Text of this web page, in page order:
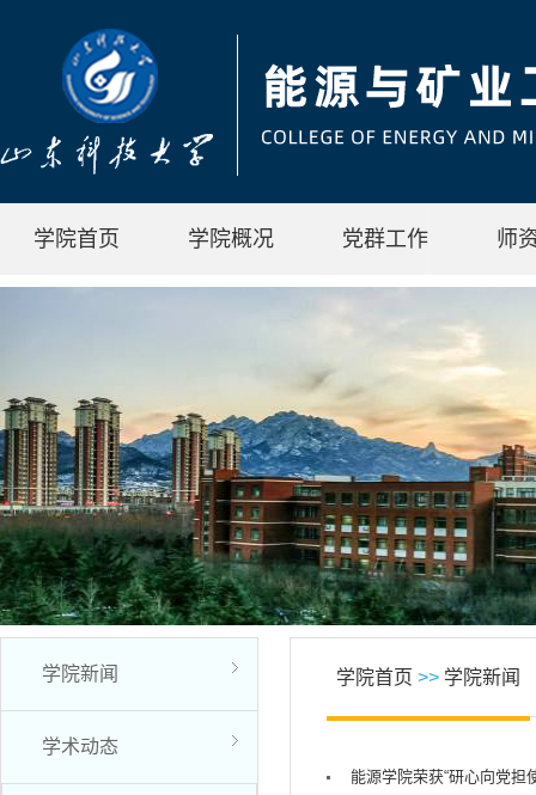
学院首页 学院概况 党群工作 师
学院新闻
学术动态
学院首页 >> 学院新闻
能源学院荣获“研心向党担